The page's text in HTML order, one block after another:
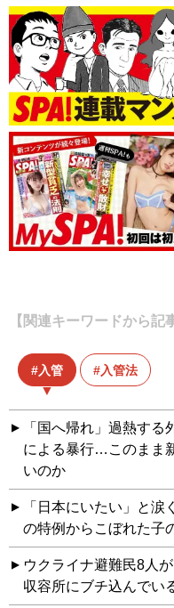
【関連キーワードから記
入管 入管法
「国へ帰れ」過熱する
による暴行…このまま
いのか
「日本にいたい」と
の特例からこぼれた子
ウクライナ避難民8人
収容所にブチ込んでい